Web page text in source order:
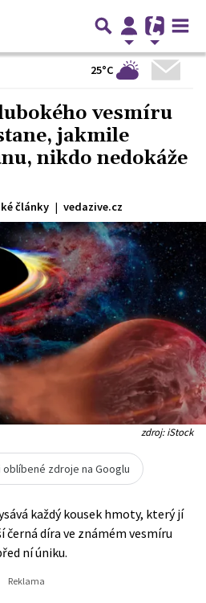
25°C
vesmíru
jakmile
nikdo nedokáže
články | vedazive.cz
zdroj: iStock
zdroje na Googlu
každý kousek hmoty, který jí
díra ve známém vesmíru
ní úniku.